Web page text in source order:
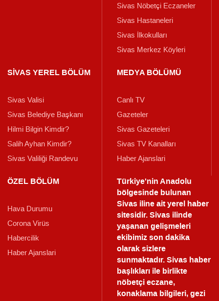
Sivas Nöbetçi Eczaneler
Sivas Hastaneleri
Sivas İlkokulları
Sivas Merkez Köyleri
SİVAS YEREL BÖLÜM
Sivas Valisi
Sivas Belediye Başkanı
Hilmi Bilgin Kimdir?
Salih Ayhan Kimdir?
Sivas Valiliği Randevu
MEDYA BÖLÜMÜ
Canlı TV
Gazeteler
Sivas Gazeteleri
Sivas TV Kanalları
Haber Ajanslari
ÖZEL BÖLÜM
Hava Durumu
Corona Virüs
Habercilik
Haber Ajanslari
Türkiye'nin Anadolu
bölgesinde bulunan
Sivas iline ait yerel haber
sitesidir. Sivas ilinde
yaşanan gelişmeleri
ekibimiz son dakika
olarak sizlere
sunmaktadır.Sivas haber
başlıkları ile birlikte
nöbetçi eczane,
konaklama bilgileri, gezi